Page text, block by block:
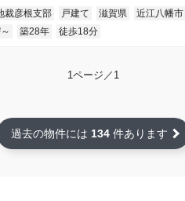
裁彦根支部 戸建て 滋賀県 近江八幡市
築28年 徒歩18分
1ページ／1
過去の物件には 134 件あります